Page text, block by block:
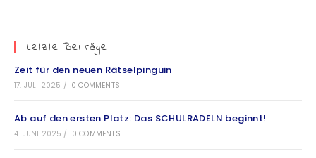
Letzte Beiträge
Zeit für den neuen Rätselpinguin
17. JULI 2025 / 0 COMMENTS
Ab auf den ersten Platz: Das SCHULRADELN beginnt!
4. JUNI 2025 / 0 COMMENTS